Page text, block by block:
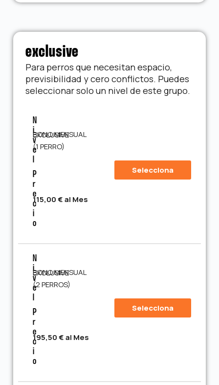
exclusive
Para perros que necesitan espacio,
previsibilidad y cero conflictos. Puedes
seleccionar solo un nivel de este grupo.
N
I
V
E
P
R
E
C
I
O
BONO MENSUAL EXCLUSIVE
(1 PERRO)
115,00 € al Mes
Selecciona
N
I
V
E
P
R
E
C
I
O
BONO MENSUAL EXCLUSIVE
(2 PERROS)
195,50 € al Mes
Selecciona